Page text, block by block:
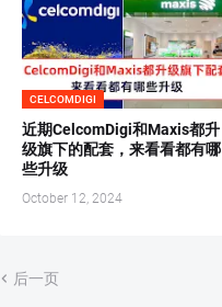
CELCOMDIGI
近期CelcomDigi和Maxis都升
级旗下的配套，来看看都有哪
些升级
October 12, 2024
后一页